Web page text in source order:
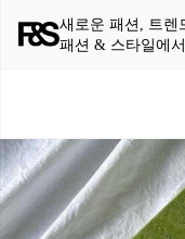
새로운 패션, 트렌
패션 & 스타일에